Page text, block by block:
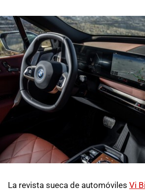
La revista sueca de automóviles Vi